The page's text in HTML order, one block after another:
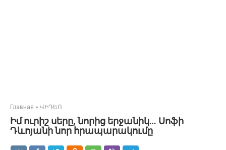
Главная » ՎԻԴԵՈ
Իմ ուրիշ սերը, նորից երջանիկ… Սոֆի
Դևոյանի նոր հրապարակումը